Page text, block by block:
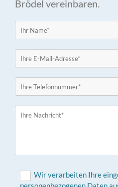
Brödel vereinbaren.
Wir verarbeiten Ihre